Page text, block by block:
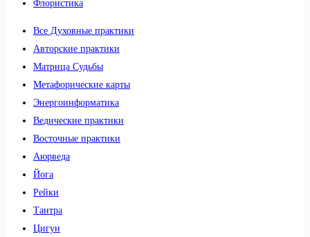
Флористика
Все Духовные практики
Авторские практики
Матрица Судьбы
Метафорические карты
Энергоинформатика
Ведические практики
Восточные практики
Аюрведа
Йога
Рейки
Тантра
Цигун